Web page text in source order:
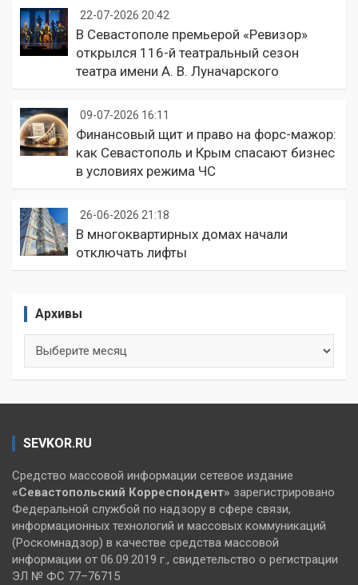
22-07-2026 20:42
В Севастополе премьерой «Ревизор»
открылся 116-й театральный сезон
театра имени А. В. Луначарского
09-07-2026 16:11
Финансовый щит и право на форс-мажор:
как Севастополь и Крым спасают бизнес
в условиях режима ЧС
26-06-2026 21:18
В многоквартирных домах начали
отключать лифты
Архивы
SEVKOR.RU
Средство массовой информации сетевое издание
«Севастопольский Корреспондент» зарегистрировано
Федеральной службой по надзору в сфере связи,
информационных технологий и массовых коммуникаций
(Роскомнадзор) в качестве средства массовой
информации от 06.09.2019 г., свидетельство о регистрации
ЭЛ № ФС 77–76715